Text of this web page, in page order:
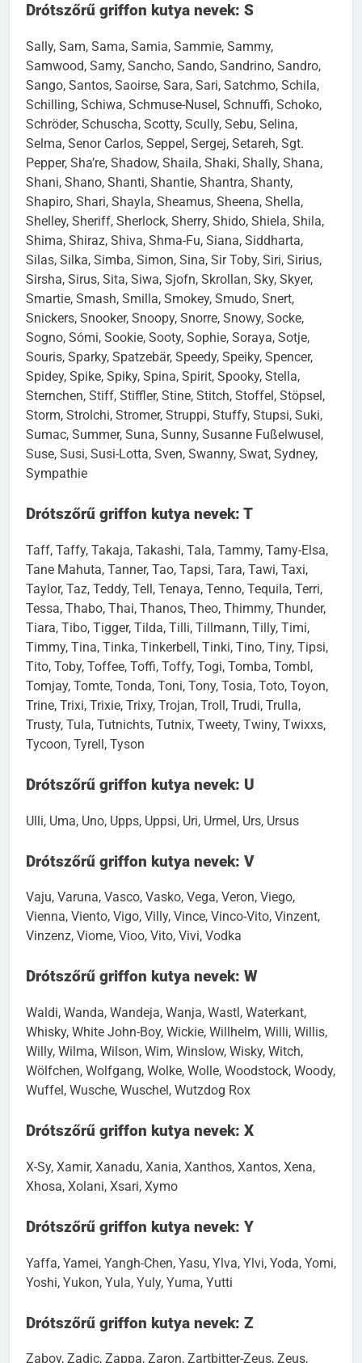
Drótszőrű griffon kutya nevek: S
Sally, Sam, Sama, Samia, Sammie, Sammy,
Samwood, Samy, Sancho, Sando, Sandrino, Sandro,
Sango, Santos, Saoirse, Sara, Sari, Satchmo, Schila,
Schilling, Schiwa, Schmuse-Nusel, Schnuffi, Schoko,
Schröder, Schuscha, Scotty, Scully, Sebu, Selina,
Selma, Senor Carlos, Seppel, Sergej, Setareh, Sgt.
Pepper, Sha’re, Shadow, Shaila, Shaki, Shally, Shana,
Shani, Shano, Shanti, Shantie, Shantra, Shanty,
Shapiro, Shari, Shayla, Sheamus, Sheena, Shella,
Shelley, Sheriff, Sherlock, Sherry, Shido, Shiela, Shila,
Shima, Shiraz, Shiva, Shma-Fu, Siana, Siddharta,
Silas, Silka, Simba, Simon, Sina, Sir Toby, Siri, Sirius,
Sirsha, Sirus, Sita, Siwa, Sjofn, Skrollan, Sky, Skyer,
Smartie, Smash, Smilla, Smokey, Smudo, Snert,
Snickers, Snooker, Snoopy, Snorre, Snowy, Socke,
Sogno, Sómi, Sookie, Sooty, Sophie, Soraya, Sotje,
Souris, Sparky, Spatzebär, Speedy, Speiky, Spencer,
Spidey, Spike, Spiky, Spina, Spirit, Spooky, Stella,
Sternchen, Stiff, Stiffler, Stine, Stitch, Stoffel, Stöpsel,
Storm, Strolchi, Stromer, Struppi, Stuffy, Stupsi, Suki,
Sumac, Summer, Suna, Sunny, Susanne Fußelwusel,
Suse, Susi, Susi-Lotta, Sven, Swanny, Swat, Sydney,
Sympathie
Drótszőrű griffon kutya nevek: T
Taff, Taffy, Takaja, Takashi, Tala, Tammy, Tamy-Elsa,
Tane Mahuta, Tanner, Tao, Tapsi, Tara, Tawi, Taxi,
Taylor, Taz, Teddy, Tell, Tenaya, Tenno, Tequila, Terri,
Tessa, Thabo, Thai, Thanos, Theo, Thimmy, Thunder,
Tiara, Tibo, Tigger, Tilda, Tilli, Tillmann, Tilly, Timi,
Timmy, Tina, Tinka, Tinkerbell, Tinki, Tino, Tiny, Tipsi,
Tito, Toby, Toffee, Toffi, Toffy, Togi, Tomba, Tombl,
Tomjay, Tomte, Tonda, Toni, Tony, Tosia, Toto, Toyon,
Trine, Trixi, Trixie, Trixy, Trojan, Troll, Trudi, Trulla,
Trusty, Tula, Tutnichts, Tutnix, Tweety, Twiny, Twixxs,
Tycoon, Tyrell, Tyson
Drótszőrű griffon kutya nevek: U
Ulli, Uma, Uno, Upps, Uppsi, Uri, Urmel, Urs, Ursus
Drótszőrű griffon kutya nevek: V
Vaju, Varuna, Vasco, Vasko, Vega, Veron, Viego,
Vienna, Viento, Vigo, Villy, Vince, Vinco-Vito, Vinzent,
Vinzenz, Viome, Vioo, Vito, Vivi, Vodka
Drótszőrű griffon kutya nevek: W
Waldi, Wanda, Wandeja, Wanja, Wastl, Waterkant,
Whisky, White John-Boy, Wickie, Willhelm, Willi, Willis,
Willy, Wilma, Wilson, Wim, Winslow, Wisky, Witch,
Wölfchen, Wolfgang, Wolke, Wolle, Woodstock, Woody,
Wuffel, Wusche, Wuschel, Wutzdog Rox
Drótszőrű griffon kutya nevek: X
X-Sy, Xamir, Xanadu, Xania, Xanthos, Xantos, Xena,
Xhosa, Xolani, Xsari, Xymo
Drótszőrű griffon kutya nevek: Y
Yaffa, Yamei, Yangh-Chen, Yasu, Ylva, Ylvi, Yoda, Yomi,
Yoshi, Yukon, Yula, Yuly, Yuma, Yutti
Drótszőrű griffon kutya nevek: Z
Zaboy, Zadic, Zappa, Zaron, Zartbitter-Zeus, Zeus,